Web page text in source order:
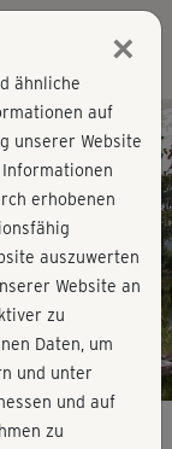
×
ähnliche
auf
unserer Website
erhobenen
auszuwerten
Website an
zu
Daten, um
und unter
und auf
zu